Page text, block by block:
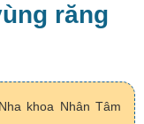
răng
khoa Nhân Tâm